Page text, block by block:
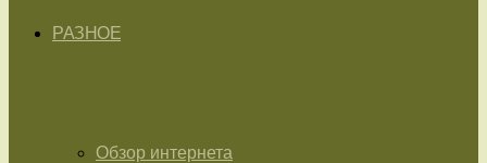
РАЗНОЕ
Обзор интернета